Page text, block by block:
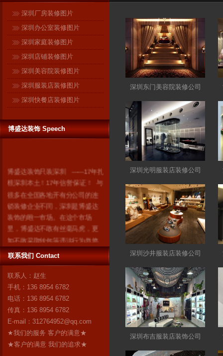
深圳厂房装修图片
深圳办公室装修图片
深圳家庭装修图片
深圳店铺装修图片
深圳美容院装修图片
深圳服装店装修图片
深圳快餐店装修图片
博盛达装饰 Speech
根深圳本土！17年信誉保证！ 与
锁装修企业不同，深圳是博盛达
装饰的唯一市场。在这个市场
里，博盛达不敢有丝毫马虎，更
消费者。因为我们知道：失去了
深圳，就失去了博盛达的全
作为深圳市装修行业领军企业的
博盛达装饰，对自己“深圳本土”这
个身份感到无比自豪。17年来，
博盛达
联系我们 Contact
联系人：赵生
手机：136 8954 6782
电话：136 8954 6782
传真：136 8954 6782
E-mail： 312764952@qq.com
★我们的服务 客户的满意★
★客户的满意 我们的追求★
深圳东门美容院装修公司
深圳光明服装店装修公司
深圳沙井服装店装修公司
深圳布吉服装店装饰公司